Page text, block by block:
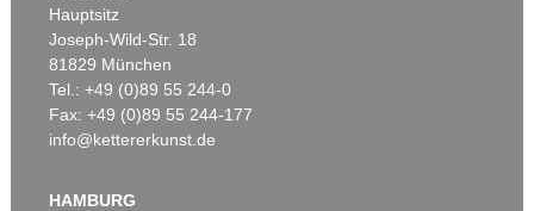
Hauptsitz
Joseph-Wild-Str. 18
81829 München
Tel.: +49 (0)89 55 244-0
Fax: +49 (0)89 55 244-177
info@kettererkunst.de
HAMBURG